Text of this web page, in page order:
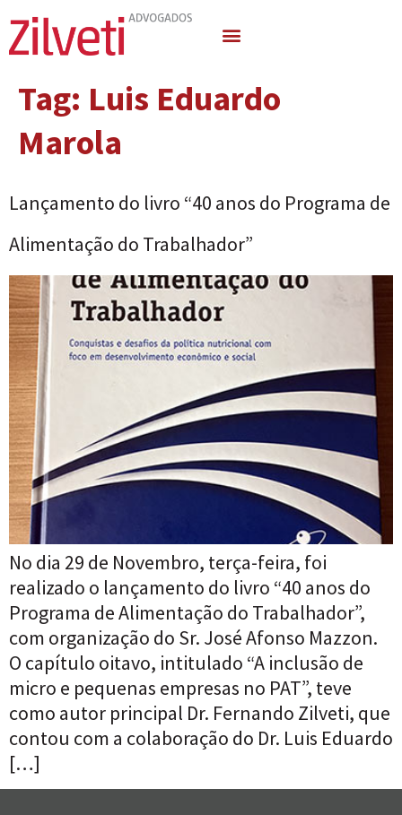
Tag: Luis Eduardo
Marola
Lançamento do livro “40 anos do Programa de
Alimentação do Trabalhador”
No dia 29 de Novembro, terça-feira, foi
realizado o lançamento do livro “40 anos do
Programa de Alimentação do Trabalhador”,
com organização do Sr. José Afonso Mazzon.
O capítulo oitavo, intitulado “A inclusão de
micro e pequenas empresas no PAT”, teve
como autor principal Dr. Fernando Zilveti, que
contou com a colaboração do Dr. Luis Eduardo
[…]